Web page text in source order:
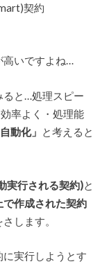
契約
高いですよね…
ると…処理スピー
率よく・処理能
自動化」 と考えると
実行される契約)と
で作成された契約
さします。
実行しようとす